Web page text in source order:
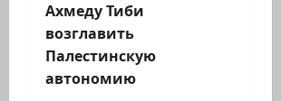
а
ц
Ахмеду Тиби
возглавить
Палестинскую
автономию